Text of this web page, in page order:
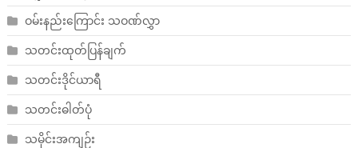
ဝမ်းနည်းကြောင်း သဝဏ်လွှာ
သတင်းထုတ်ပြန်ချက်
သတင်းဒိုင်ယာရီ
သတင်းဓါတ်ပုံ
သမိုင်းအကျဉ်း